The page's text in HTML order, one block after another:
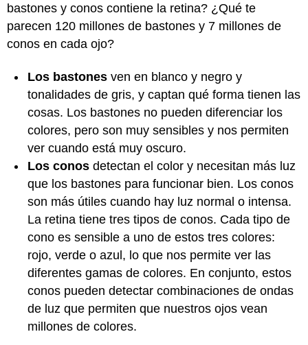
bastones y conos contiene la retina? ¿Qué te
parecen 120 millones de bastones y 7 millones de
conos en cada ojo?
Los bastones ven en blanco y negro y
tonalidades de gris, y captan qué forma tienen las
cosas. Los bastones no pueden diferenciar los
colores, pero son muy sensibles y nos permiten
ver cuando está muy oscuro.
Los conos detectan el color y necesitan más luz
que los bastones para funcionar bien. Los conos
son más útiles cuando hay luz normal o intensa.
La retina tiene tres tipos de conos. Cada tipo de
cono es sensible a uno de estos tres colores:
rojo, verde o azul, lo que nos permite ver las
diferentes gamas de colores. En conjunto, estos
conos pueden detectar combinaciones de ondas
de luz que permiten que nuestros ojos vean
millones de colores.